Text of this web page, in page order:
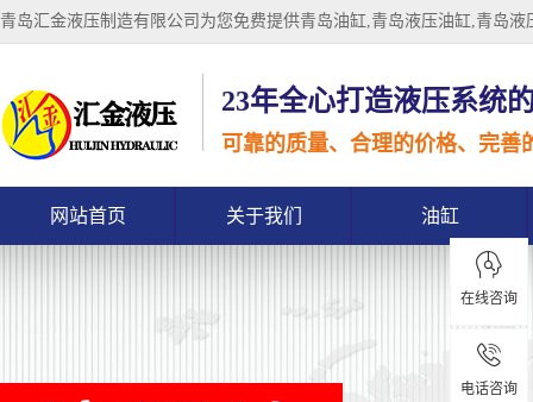
青岛汇金液压制造有限公司为您免费提供青岛油缸,青岛液压油缸,青岛液
23年全心打造液压系统
可靠的质量、合理的价格、完善
网站首页 关于我们 油缸
在线咨询
电话咨询